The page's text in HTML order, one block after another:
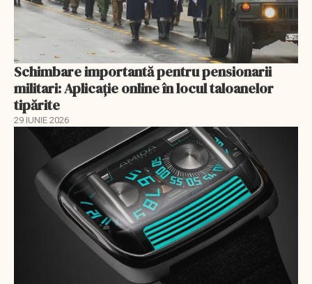
Schimbare importantă pentru pensionarii
militari: Aplicaţie online în locul taloanelor
tipărite
29 IUNIE 2026